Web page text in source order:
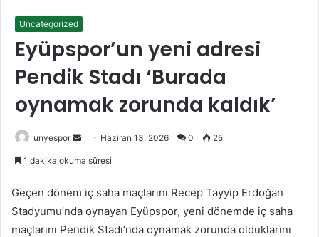
Uncategorized
Eyüpspor’un yeni adresi
Pendik Stadı ‘Burada
oynamak zorunda kaldık’
unyespor
Bir
göndermek
Haziran 13, 2026 0 25
1 dakika okuma süresi
Geçen dönem iç saha maçlarını Recep Tayyip Erdoğan
Stadyumu’nda oynayan Eyüpspor, yeni dönemde iç saha
maçlarını Pendik Stadı’nda oynamak zorunda olduklarını